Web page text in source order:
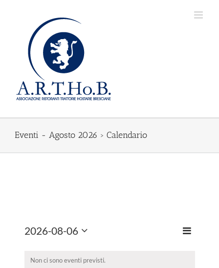
Eventi - Agosto 2026 › Calendario
Viste
Evento
Month
2026-08-06
data.
Non ci sono eventi previsti.